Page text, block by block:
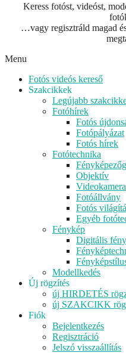
Keress fotóst, videóst,
…vagy regisztráld magad
Menu
Fotós videós kereső
Szakcikkek
Legújabb
Fotóhírek
Fotós
Fotópályázat
Fotós hírek
Fotótechnika
Objektív
Videokamera
Fotóállvány
Fotós
Egyéb
Fénykép
Digitális
Modellkedés
Új rögzítés
új HIRDETÉS
új SZAKCIKK
Fiók
Bejelentkezés
Regisztráció
Jelszó visszaállítás